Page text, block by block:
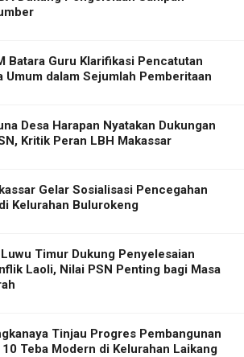
Batara Guru Klarifikasi Pencatutan
Umum dalam Sejumlah Pemberitaan
Desa Harapan Nyatakan Dukungan
Kritik Peran LBH Makassar
Gelar Sosialisasi Pencegahan
Kelurahan Bulurokeng
Timur Dukung Penyelesaian
Laoli, Nilai PSN Penting bagi Masa
Tinjau Progres Pembangunan
10 Teba Modern di Kelurahan Laikang